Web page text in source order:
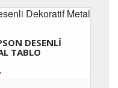
DESENLI
TABLO